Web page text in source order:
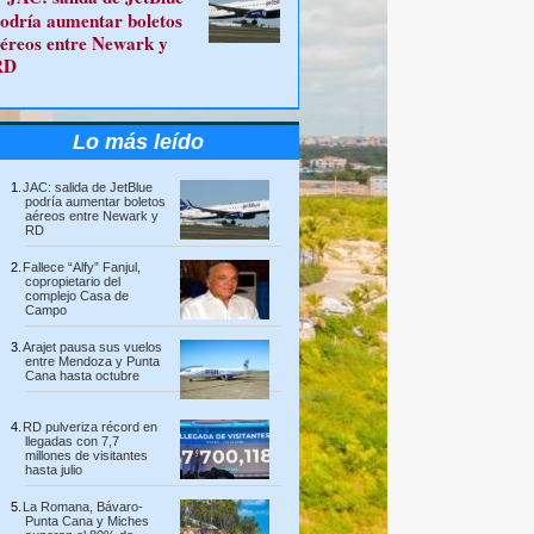
aumentar boletos
entre Newark y
Lo más leído
JAC: salida de JetBlue
podría aumentar boletos
aéreos entre Newark y
RD
Fallece “Alfy” Fanjul,
copropietario del
complejo Casa de
Campo
Arajet pausa sus vuelos
entre Mendoza y Punta
Cana hasta octubre
RD pulveriza récord en
llegadas con 7,7
millones de visitantes
hasta julio
La Romana, Bávaro-
Punta Cana y Miches